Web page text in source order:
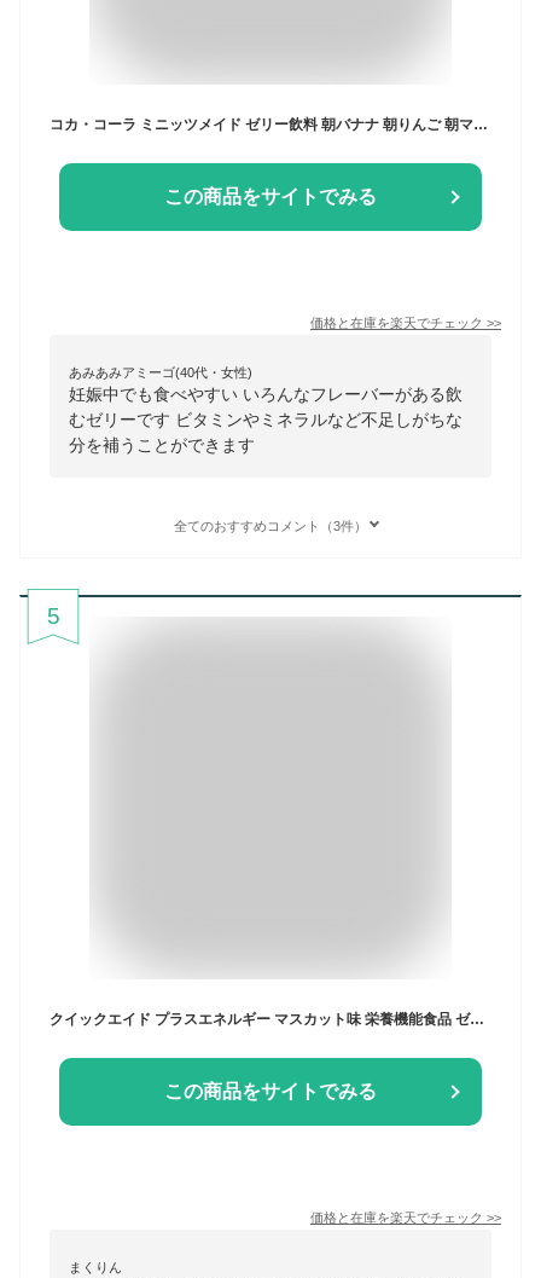
コカ・コーラ ミニッツメイド ゼリー飲料 朝バナナ 朝りんご 朝マンゴ 180g よりどり 選べる 6本入り×4箱セット【送料無料】
この商品をサイトでみる
価格と在庫を楽天でチェック >>
あみあみアミーゴ(40代・女性)
妊娠中でも食べやすい いろんなフレーバーがある飲
むゼリーです ビタミンやミネラルなど不足しがちな
分を補うことができます
全てのおすすめコメント（3件）
5
クイックエイド プラスエネルギー マスカット味 栄養機能食品 ゼリー飲料(180g*30コ入)【神戸居留地】[ビタミン B1 栄養補給 ゼリー飲料]
この商品をサイトでみる
価格と在庫を楽天でチェック >>
まくりん